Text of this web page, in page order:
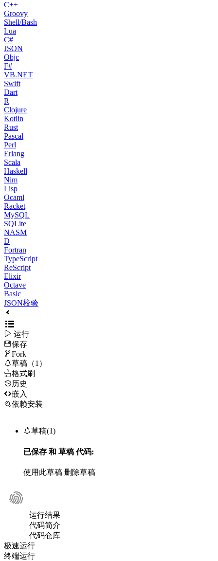
C++
Groovy
Shell/Bash
Lua
C#
JSON
Objc
F#
VB.NET
Swift
Dart
R
Clojure
Kotlin
Rust
Pascal
Perl
Erlang
Scala
Haskell
Nim
Lisp
Ocaml
Racket
MySQL
SQLite
NASM
D
Fortran
TypeScript
ReScript
Elixir
Octave
Basic
JSON校验
 运行
保存
Fork
草稿（1）
格式刷
历史
嵌入
依赖安装
草稿(1)
已保存 和 草稿代码:
使用此草稿 删除草稿
运行结果
代码简介
代码仓库
极速运行
终端运行